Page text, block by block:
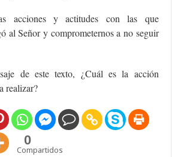
acciones y actitudes con las que
al Señor y comprometernos a no seguir
de este texto, ¿Cuál es la acción
realizar?
0
Compartidos